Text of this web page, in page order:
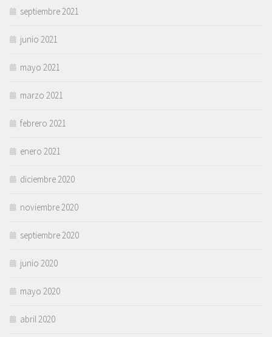
septiembre 2021
junio 2021
mayo 2021
marzo 2021
febrero 2021
enero 2021
diciembre 2020
noviembre 2020
septiembre 2020
junio 2020
mayo 2020
abril 2020